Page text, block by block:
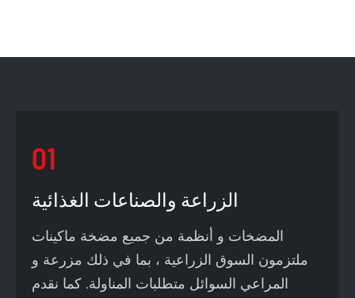
01
الزراعة والصناعات الغذائية
المضخات و أنظمة من جميع مضخة ماكينات
ملتزمون السوق الزراعية ، بما في ذلك مزرعة و
المراعي السوائل متطلبات المناولة. كما نقدم